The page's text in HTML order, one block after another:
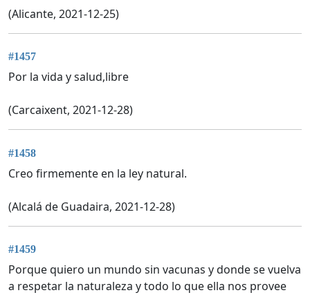
(Alicante, 2021-12-25)
#1457
Por la vida y salud,libre
(Carcaixent, 2021-12-28)
#1458
Creo firmemente en la ley natural.
(Alcalá de Guadaira, 2021-12-28)
#1459
Porque quiero un mundo sin vacunas y donde se vuelva
a respetar la naturaleza y todo lo que ella nos provee